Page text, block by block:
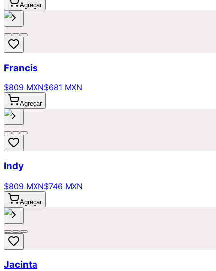
Agregar
Francis
$809 MXN$681 MXN
Agregar
Indy
$809 MXN$746 MXN
Agregar
Jacinta